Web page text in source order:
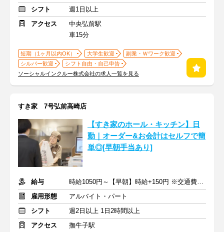
シフト
週1日以上
アクセス
中央弘前駅
車15分
短期（1ヶ月以内OK） 大学生歓迎
副業・Ｗワーク歓迎
シルバー歓迎
シフト自由・自己申告
ソーシャルインクルー株式会社の求人一覧を見る
すき家 7号弘前高崎店
【すき家のホール・キッチン】日
勤｜オーダー&お会計はセルフで簡
単◎[早朝手当あり]
給与
時給1050円～【早朝】時給+150円 ※交通費支給
雇用形態
アルバイト・パート
シフト
週2日以上 1日2時間以上
アクセス
撫牛子駅